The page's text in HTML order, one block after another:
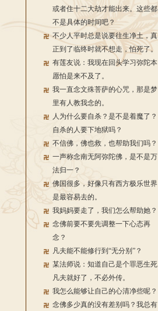
或者住十二大劫才能出来。这些都
不是具体的时间吧？
不少人平时总是说要往生净土，真
正到了临终时就不想走，怕死了。
有莲友说：我现在回头学习弥陀本
愿怕是来不及了。
我一直念文殊菩萨的心咒，那是梦
里有人教我念的。
人为什么要自杀？是不是着魔了？
自杀的人要下地狱吗？
不信佛，佛也救，也帮助我们吗？
一声称念南无阿弥陀佛，是不是万
法归一？
佛国很多，好像只有西方极乐世界
是最容易去的。
我妈妈要走了，我们怎么帮助她？
念佛前要不要先调整一下心态再
念？
凡夫能不能修行到“无分别”？
某法师说：知道自己是个罪恶生死
凡夫就好了，不必外传。
我怎么能够让自己的心清净些呢？
念佛多少真的没有差别吗？我总有